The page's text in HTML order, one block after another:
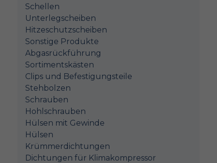
Schellen
Unterlegscheiben
Hitzeschutzscheiben
Sonstige Produkte
Abgasrückführung
Sortimentskästen
Clips und Befestigungsteile
Stehbolzen
Schrauben
Hohlschrauben
Hülsen mit Gewinde
Hülsen
Krümmerdichtungen
Dichtungen für Klimakompressor